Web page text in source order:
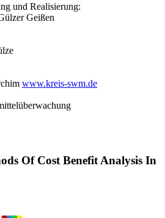
und Realisierung:
Geißen
www.kreis-swm.de
Of Cost Benefit Analysis In